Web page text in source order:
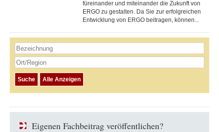
füreinander und miteinander die Zukunft von
ERGO zu gestalten. Da Sie zur erfolgreichen
Entwicklung von ERGO beitragen, können...
Eigenen Fachbeitrag veröffentlichen?